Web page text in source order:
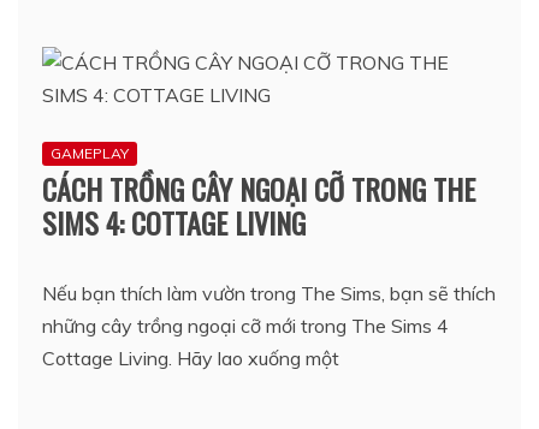
GAMEPLAY
CÁCH TRỒNG CÂY NGOẠI CỠ TRONG THE
SIMS 4: COTTAGE LIVING
Nếu bạn thích làm vườn trong The Sims, bạn sẽ thích
những cây trồng ngoại cỡ mới trong The Sims 4
Cottage Living. Hãy lao xuống một